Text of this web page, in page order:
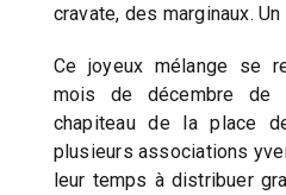
cravate, des marginaux.
Ce joyeux mélange se
mois de décembre
chapiteau de la place
plusieurs associations
leur temps à distribuer